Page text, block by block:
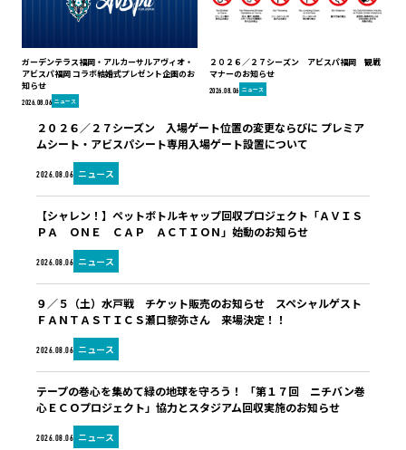
ガーデンテラス福岡・アルカーサルアヴィオ・
アビスパ福岡 コラボ結婚式プレゼント企画のお
知らせ
2026.08.06 ニュース
２０２６／２７シーズン アビスパ福岡 観戦
マナーのお知らせ
2026.08.06 ニュース
2026.08.06 ニュース
２０２６／２７シーズン 入場ゲート位置の変更ならびに プレミア
ムシート・アビスパシート専用入場ゲート設置について
2026.08.06 ニュース
【シャレン！】ペットボトルキャップ回収プロジェクト「ＡＶＩＳ
ＰＡ ＯＮＥ ＣＡＰ ＡＣＴＩＯＮ」始動のお知らせ
2026.08.06 ニュース
９／５（土）水戸戦 チケット販売のお知らせ スペシャルゲスト
ＦＡＮＴＡＳＴＩＣＳ瀬口黎弥さん 来場決定！！
2026.08.06 ニュース
テープの巻心を集めて緑の地球を守ろう！ 「第１７回 ニチバン巻
心ＥＣＯプロジェクト」協力とスタジアム回収実施のお知らせ